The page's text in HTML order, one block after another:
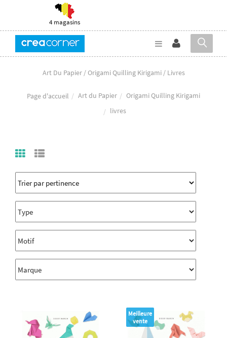
4 magasins
Art Du Papier / Origami Quilling Kirigami / Livres
Page d'accueil Art du Papier
Origami Quilling Kirigami
livres
Meilleure
vente